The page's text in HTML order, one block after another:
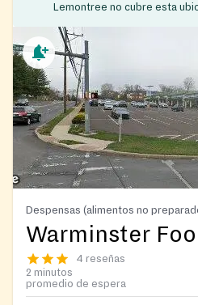
Lemontree no cubre esta
Despensas (alimentos no
Warminster
4 reseñas
2 minutos
promedio de espera